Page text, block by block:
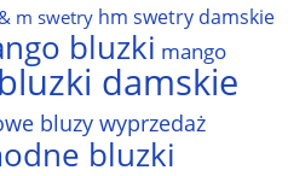
m swetry hm swetry damskie
bluzki mango
damskie
bluzy wyprzedaż
bluzki